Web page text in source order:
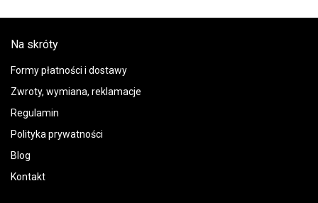
Na skróty
Formy płatności i dostawy
Zwroty, wymiana, reklamacje
Regulamin
Polityka prywatności
Blog
Kontakt